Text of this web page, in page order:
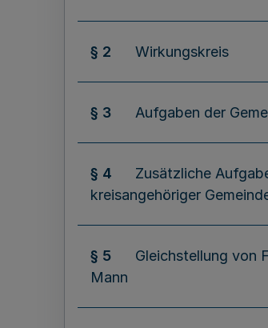
§ 2 Wirkungskreis
§ 3 Aufgaben der
§ 4
Zusätzliche
kreisangehöriger
§ 5
Gleichstellung von
Mann